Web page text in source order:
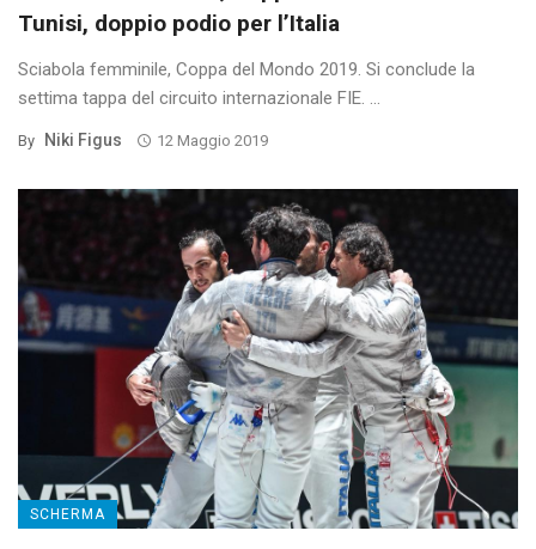
Tunisi, doppio podio per l’Italia
Sciabola femminile, Coppa del Mondo 2019. Si conclude la
settima tappa del circuito internazionale FIE. ...
By Niki Figus 12 Maggio 2019
SCHERMA